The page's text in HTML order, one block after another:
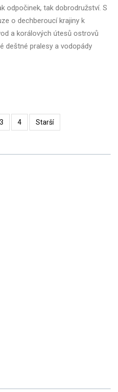
odpočinek, tak dobrodružství. S
o dechberoucí krajiny k
a korálových útesů ostrovů
deštné pralesy a vodopády
3 4 Starší